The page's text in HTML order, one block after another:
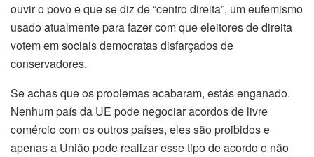
ouvir o povo e que se diz de “centro direita”, um eufemismo
usado atualmente para fazer com que eleitores de direita
votem em sociais democratas disfarçados de
conservadores.
Se achas que os problemas acabaram, estás enganado.
Nenhum país da UE pode negociar acordos de livre
comércio com os outros países, eles são proibidos e
apenas a União pode realizar esse tipo de acordo e não